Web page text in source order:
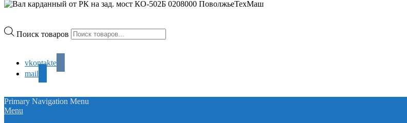
Поиск товаров
vkontakte
mail
Primary Navigation Menu
Menu